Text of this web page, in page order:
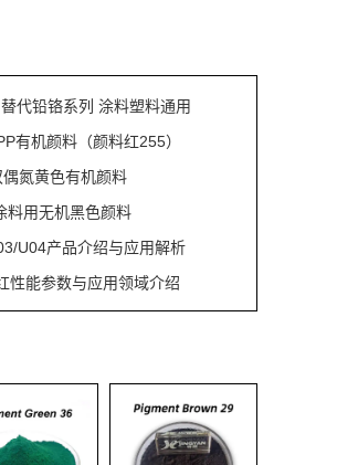
代铅铬系列 涂料塑料通用
有机颜料（颜料红255）
氮黄色有机颜料
料用无机黑色颜料
U04产品介绍与应用解析
性能参数与应用领域介绍